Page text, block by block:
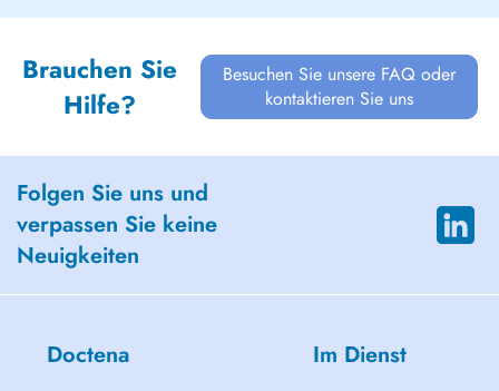
Brauchen Sie
Hilfe?
Besuchen Sie unsere FAQ oder
kontaktieren Sie uns
Folgen Sie uns und
verpassen Sie keine
Neuigkeiten
Doctena Im Dienst